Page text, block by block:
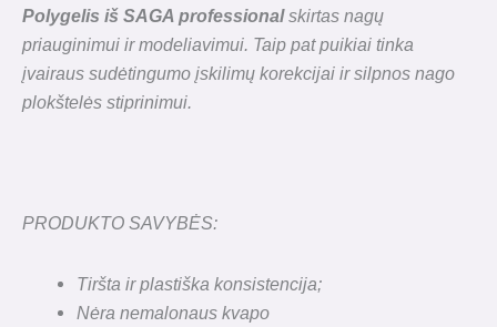
Polygelis iš SAGA professionalskirtas nagų
priauginimui ir modeliavimui. Taip pat puikiai tinka
įvairaus sudėtingumo įskilimų korekcijai ir silpnos nago
plokštelės stiprinimui.
PRODUKTO SAVYBĖS:
Tiršta ir plastiška konsistencija;
Nėra nemalonaus kvapo